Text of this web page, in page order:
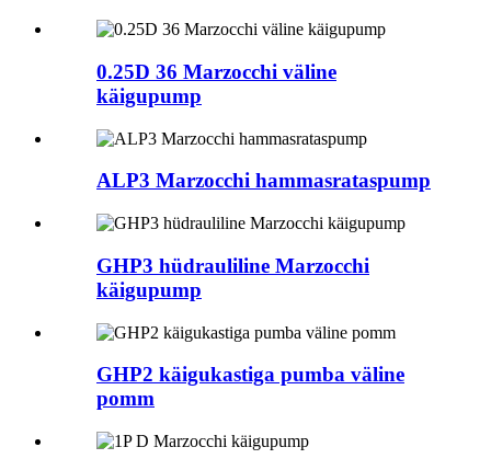
0.25D 36 Marzocchi väline
käigupump
ALP3 Marzocchi hammasrataspump
GHP3 hüdrauliline Marzocchi
käigupump
GHP2 käigukastiga pumba väline
pomm